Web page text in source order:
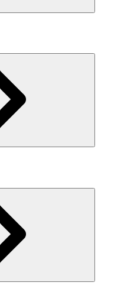
の取り組み（日本）
取り組み（米国/英語）
トリー
用情報
ストア利用規約
シーポリシー
法に基づく表示
に基づく表示